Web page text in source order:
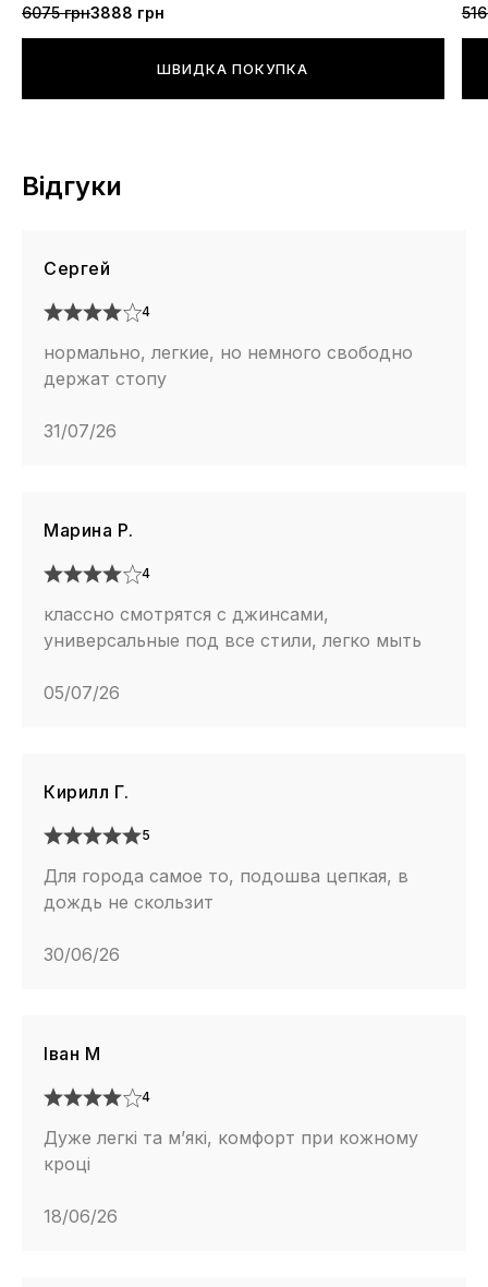
6075 грн3888 грн
ШВИДКА ПОКУПКА
Відгуки
Сергей
4
нормально, легкие, но немного свободно
держат стопу
31/07/26
Марина Р.
4
классно смотрятся с джинсами,
универсальные под все стили, легко мыть
05/07/26
Кирилл Г.
5
Для города самое то, подошва цепкая, в
дождь не скользит
30/06/26
Іван М
4
Дуже легкі та м’які, комфорт при кожному
кроці
18/06/26